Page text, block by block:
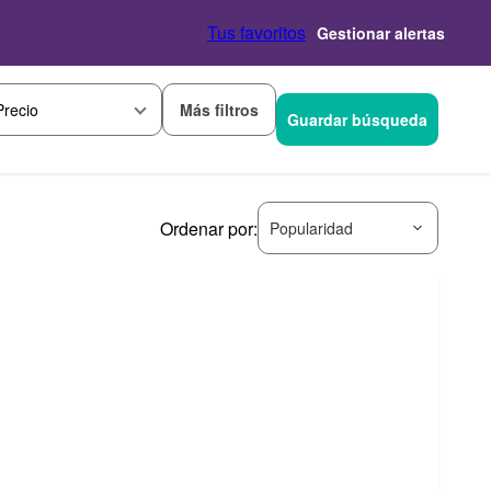
Tus favoritos Gestionar alertas
Más filtros Guardar búsqueda
Ordenar por: Popularidad